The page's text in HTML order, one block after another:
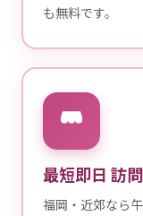
も無料です。
最短即日 訪問
福岡・近郊なら